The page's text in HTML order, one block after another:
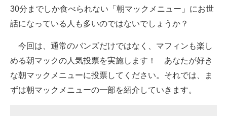
ITの今と未来を見通す
スマホと通信の最新トレンド
進化するPCとデバイスの未来
ビジネスと働き方のヒント
30分までしか食べられない「朝マックメニュー」にお世
話になっている人も多いのではないでしょうか？
今回は、通常のバンズだけではなく、マフィンも楽し
める朝マックの人気投票を実施します！ あなたが好き
な朝マックメニューに投票してください。それでは、ま
ずは朝マックメニューの一部を紹介していきます。